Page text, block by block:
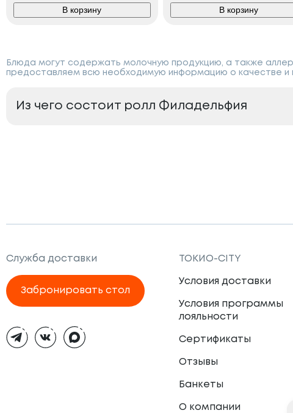
В корзину В корзину
Блюда могут содержать молочную продукцию, а также
предоставляем всю необходимую информацию о качестве и
Из чего состоит ролл Филадельфия
Служба доставки
Забронировать стол
ТОКИО-CITY
Условия доставки
Условия программы
лояльности
Сертификаты
Отзывы
Банкеты
О компании